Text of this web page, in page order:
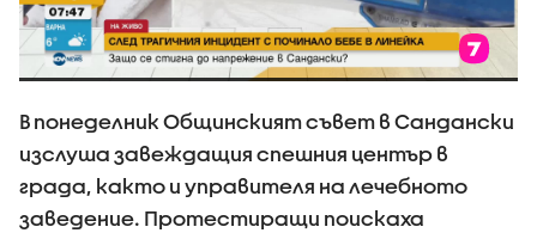
В понеделник Общинският съвет в Сандански
изслуша завеждащия спешния център в
града, както и управителя на лечебното
заведение. Протестиращи поискаха